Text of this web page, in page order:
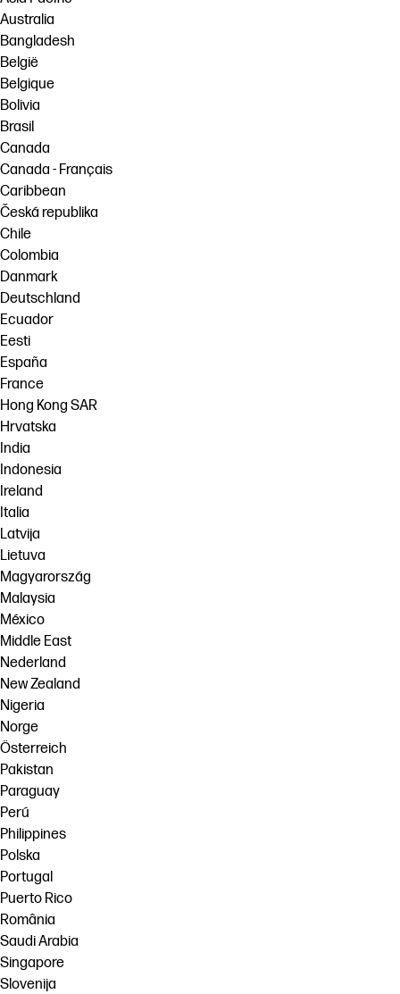
Australia
Bangladesh
België
Belgique
Bolivia
Brasil
Canada
Canada - Français
Caribbean
Česká republika
Chile
Colombia
Danmark
Deutschland
Ecuador
Eesti
España
France
Hong Kong SAR
Hrvatska
India
Indonesia
Ireland
Italia
Latvija
Lietuva
Magyarország
Malaysia
México
Middle East
Nederland
New Zealand
Nigeria
Norge
Österreich
Pakistan
Paraguay
Perú
Philippines
Polska
Portugal
Puerto Rico
România
Saudi Arabia
Singapore
Slovenija